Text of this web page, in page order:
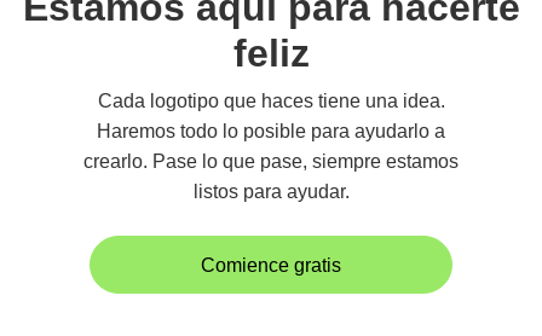
feliz
Cada logotipo que haces tiene una idea.
Haremos todo lo posible para ayudarlo a
crearlo. Pase lo que pase, siempre estamos
listos para ayudar.
Comience gratis